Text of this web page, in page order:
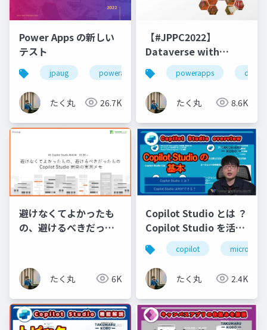
Power Apps の新しい
テスト
jpaug powerapps powerplatform
たく丸 26.7K
【#JPPC2022】
Dataverse with
Virtual tables たく丸
powerapps
たく丸 8.6K
避けなくてよかったも
の、避けるべきだった
たく丸 6K
Copilot Studio とは ？
Copilot Studio を活用
すると何ができる？
【たく丸工房】
copilot microsoft
たく丸 2.4K